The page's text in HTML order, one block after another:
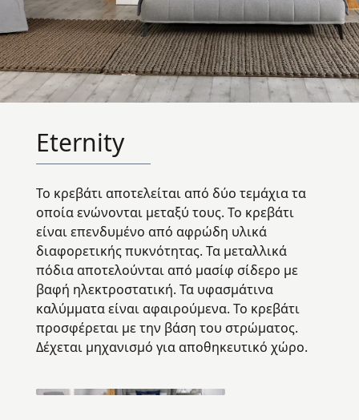
Eternity
Το κρεβάτι αποτελείται από δύο τεμάχια τα
οποία ενώνονται μεταξύ τους. Το κρεβάτι
είναι επενδυμένο από αφρώδη υλικά
διαφορετικής πυκνότητας. Τα μεταλλικά
πόδια αποτελούνται από μασίφ σίδερο με
βαφή ηλεκτροστατική. Τα υφασμάτινα
καλύμματα είναι αφαιρούμενα. Το κρεβάτι
προσφέρεται με την βάση του στρώματος.
Δέχεται μηχανισμό για αποθηκευτικό χώρο.